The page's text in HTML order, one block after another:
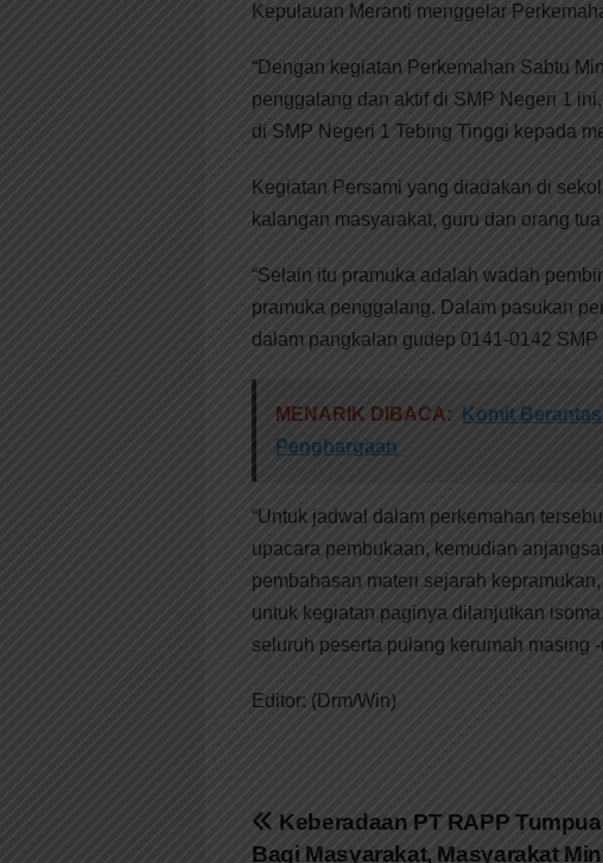
Kepulauan Meranti menggelar
“Dengan kegiatan Perkemahan Sabtu
penggalang dan aktif di SMP Negeri 1
di SMP Negeri 1 Tebing Tinggi kepada
Kegiatan Persami yang diadakan di
kalangan masyarakat, guru dan orang
“Selain itu pramuka adalah wadah
pramuka penggalang. Dalam pasukan
dalam pangkalan gudep 0141-0142
MENARIK DIBACA:
Komit
Penghargaan
“Untuk jadwal dalam perkemahan
upacara pembukaan, kemudian
pembahasan materi sejarah
untuk kegiatan paginya dilanjutkan
seluruh peserta pulang kerumah masing
Editor: (Drm/Win)
Navigasi
Keberadaan PT RAPP
Bagi Masyarakat, Masyarakat